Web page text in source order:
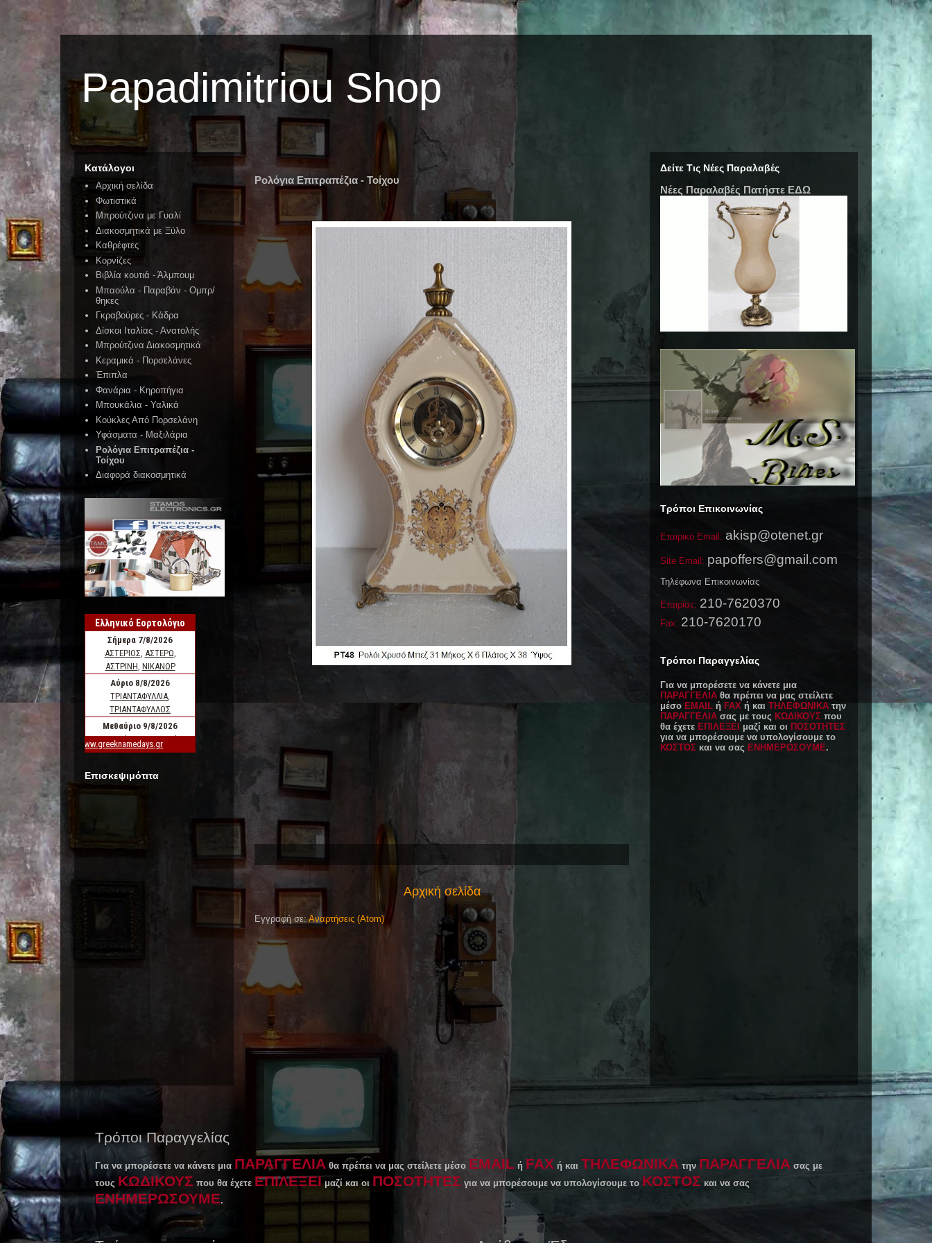
Papadimitriou Shop
Ρολόγια Επιτραπέζια - Τοίχου
Αρχική σελίδα
Εγγραφή σε:Αναρτήσεις (Atom)
Κατάλογοι
Αρχική σελίδα
Φωτιστικά
Μπρούτζινα με Γυαλί
Διακοσμητικά με Ξύλο
Καθρέφτες
Κορνίζες
Βιβλία κουτιά - Άλμπουμ
Μπαούλα - Παραβάν - Ομπρ/
θηκες
Γκραβούρες - Κάδρα
Δίσκοι Ιταλίας - Ανατολής
Μπρούτζινα Διακοσμητικά
Κεραμικά - Πορσελάνες
Έπιπλα
Φανάρια - Κηροπήγια
Μπουκάλια - Υαλικά
Κούκλες Από Πορσελάνη
Υφάσματα - Μαξιλάρια
Ρολόγια Επιτραπέζια -
Τοίχου
Διαφορά διακοσμητικά
Επισκεψιμότιτα
Δείτε Τις Νέες Παραλαβές
Νέες Παραλαβές Πατήστε ΕΔΩ
Τρόποι Επικοινωνίας
Εταιρικό Email: akisp@otenet.gr
Site Email: papoffers@gmail.com
Τηλέφωνα Επικοινωνίας
Εταιρίας: 210-7620370
Fax: 210-7620170
Τρόποι Παραγγελίας
Για να μπορέσετε να κάνετε μια
ΠΑΡΑΓΓΕΛΙΑ θα πρέπει να μας στείλετε
μέσο EMAIL ή FAX ή και ΤΗΛΕΦΩΝΙΚΑ την
ΠΑΡΑΓΓΕΛΙΑ σας με τους ΚΩΔΙΚΟΥΣ που
θα έχετε ΕΠΙΛΕΞΕΙ μαζί και οι ΠΟΣΟΤΗΤΕΣ
για να μπορέσουμε να υπολογίσουμε το
ΚΟΣΤΟΣ και να σας ΕΝΗΜΕΡΩΣΟΥΜΕ.
Τρόποι Παραγγελίας
Για να μπορέσετε να κάνετε μια ΠΑΡΑΓΓΕΛΙΑ θα πρέπει να μας στείλετε μέσο EMAIL ή FAX ή και ΤΗΛΕΦΩΝΙΚΑ την ΠΑΡΑΓΓΕΛΙΑ σας με
τους ΚΩΔΙΚΟΥΣ που θα έχετε ΕΠΙΛΕΞΕΙ μαζί και οι ΠΟΣΟΤΗΤΕΣ για να μπορέσουμε να υπολογίσουμε το ΚΟΣΤΟΣ και να σας
ΕΝΗΜΕΡΩΣΟΥΜΕ.